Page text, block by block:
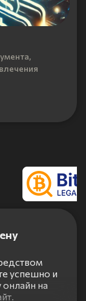
успешно и
на